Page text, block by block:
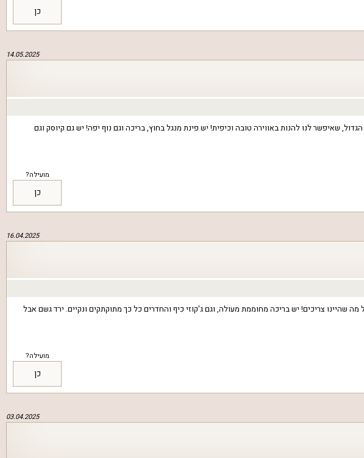
כן
14.05.2025
שאיפשר לנו להנות באווירה טובה וכיפית! יש פינת מנגל בחוץ, בריכה וגם נוף יפה! יש גם קיוסק וגם
מועילה?
כן
16.04.2025
שהיינו צריכים! יש בריכה מחוממת מעולה, וגם ג'קוזי כיף והחדרים כל כך מתוקתקים ונקיים. ירד גשם אבל
מועילה?
כן
03.04.2025